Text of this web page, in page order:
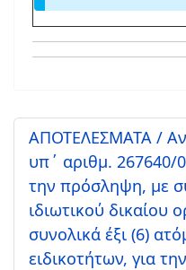
ΑΠΟΤΕΛΕΣΜΑΤΑ /
υπ΄ αριθμ.
την πρόσληψη, με
ιδιωτικού δικαίου
συνολικά έξι (6)
ειδικοτήτων, για